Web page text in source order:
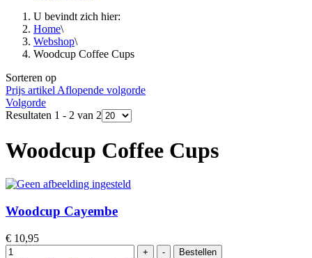
U bevindt zich hier:
Home\
Webshop\
Woodcup Coffee Cups
Sorteren op
Prijs artikel Aflopende volgorde
Volgorde
Resultaten 1 - 2 van 2
Woodcup Coffee Cups
Woodcup Cayembe
€ 10,95